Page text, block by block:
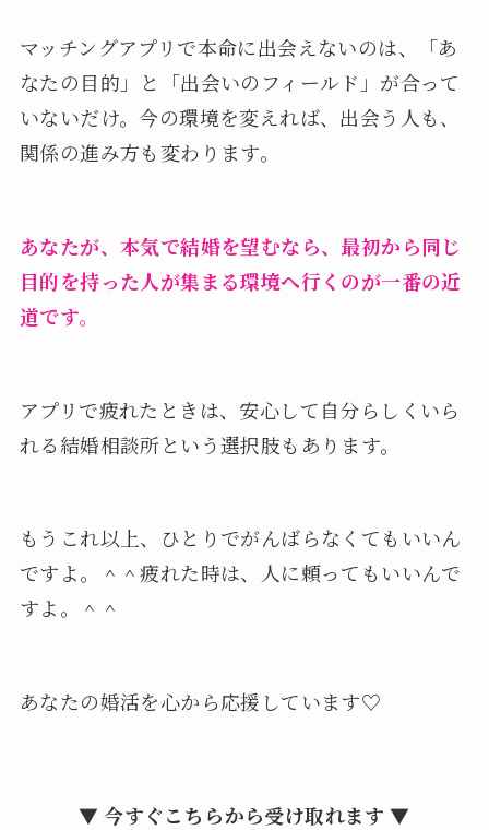
マッチングアプリで本命に出会えないのは、「あ
なたの目的」と「出会いのフィールド」が合って
いないだけ。今の環境を変えれば、出会う人も、
関係の進み方も変わります。
あなたが、本気で結婚を望むなら、最初から同じ
目的を持った人が集まる環境へ行くのが一番の近
道です。
アプリで疲れたときは、安心して自分らしくいら
れる結婚相談所という選択肢もあります。
もうこれ以上、ひとりでがんばらなくてもいいん
ですよ。＾＾疲れた時は、人に頼ってもいいんで
すよ。＾＾
あなたの婚活を心から応援しています♡
▼ 今すぐこちらから受け取れます ▼